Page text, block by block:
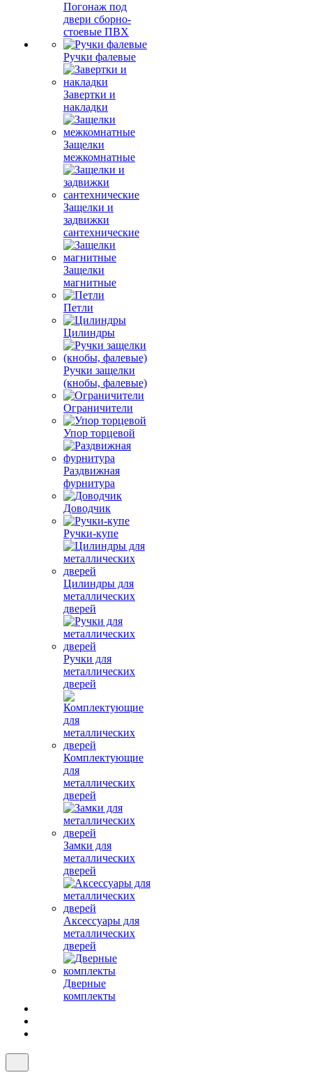
Погонаж под
двери сборно-
стоевые ПВХ
Ручки фалевые
Завертки и
накладки
Защелки
межкомнатные
Защелки и
задвижки
сантехнические
Защелки
магнитные
Петли
Цилиндры
Ручки защелки
(кнобы, фалевые)
Ограничители
Упор торцевой
Раздвижная
фурнитура
Доводчик
Ручки-купе
Цилиндры для
металлических
дверей
Ручки для
металлических
дверей
Комплектующие
для
металлических
дверей
Замки для
металлических
дверей
Аксессуары для
металлических
дверей
Дверные
комплекты